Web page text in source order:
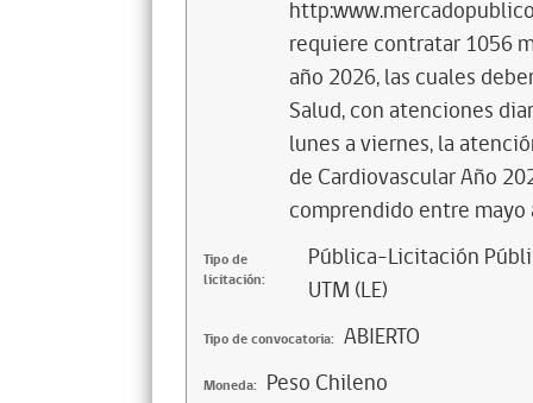
requiere contratar 1056
año 2026, las cuales
Salud, con atenciones
lunes a viernes, la
de Cardiovascular Año
comprendido entre
Tipo de
licitación:
Pública-Licitación
UTM (LE)
Tipo de convocatoria: ABIERTO
Moneda: Peso Chileno